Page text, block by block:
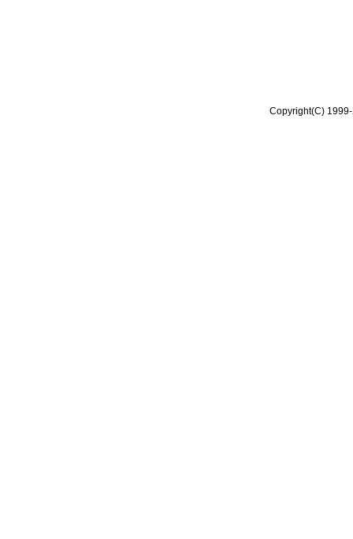
Copyright(C)